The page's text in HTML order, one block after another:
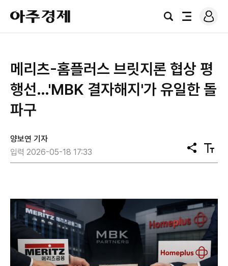
아
주
경
검
전
로
그
메리츠-홈플러스 브릿지론 협상 평
행선…'MBK 결자해지'가 유일한 돌
파구
양보연 기자
입력 2026-05-18 17:33
공
유
텍
스